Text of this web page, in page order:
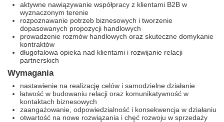
aktywne nawiązywanie współpracy z klientami B2B w
wyznaczonym terenie
rozpoznawanie potrzeb biznesowych i tworzenie
dopasowanych propozycji handlowych
prowadzenie rozmów handlowych oraz skuteczne domykanie
kontraktów
długofalowa opieka nad klientami i rozwijanie relacji
partnerskich
Wymagania
nastawienie na realizację celów i samodzielne działanie
łatwość w budowaniu relacji oraz komunikatywność w
kontaktach biznesowych
zaangażowanie, odpowiedzialność i konsekwencja w działaniu
otwartość na nowe rozwiązania i chęć rozwoju w sprzedaży